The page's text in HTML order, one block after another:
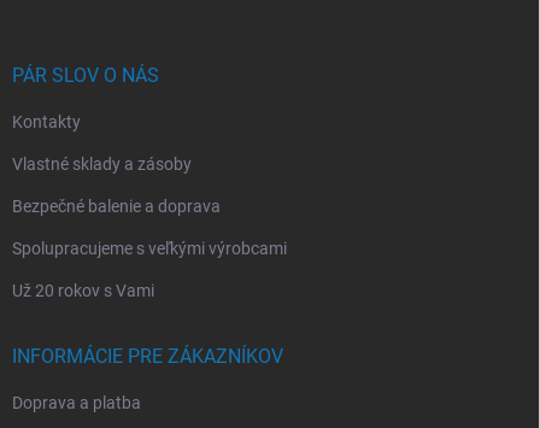
PÁR SLOV O NÁS
Kontakty
Vlastné sklady a zásoby
Bezpečné balenie a doprava
Spolupracujeme s veľkými výrobcami
Už 20 rokov s Vami
INFORMÁCIE PRE ZÁKAZNÍKOV
Doprava a platba